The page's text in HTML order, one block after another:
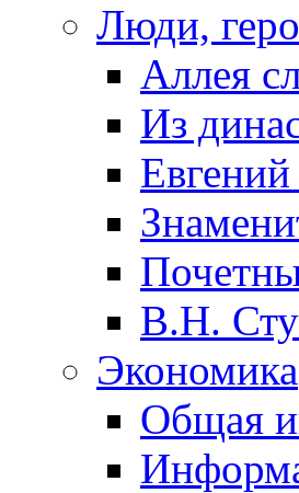
Люди,
Аллея
Из
В.Н.
Экономика
Общая